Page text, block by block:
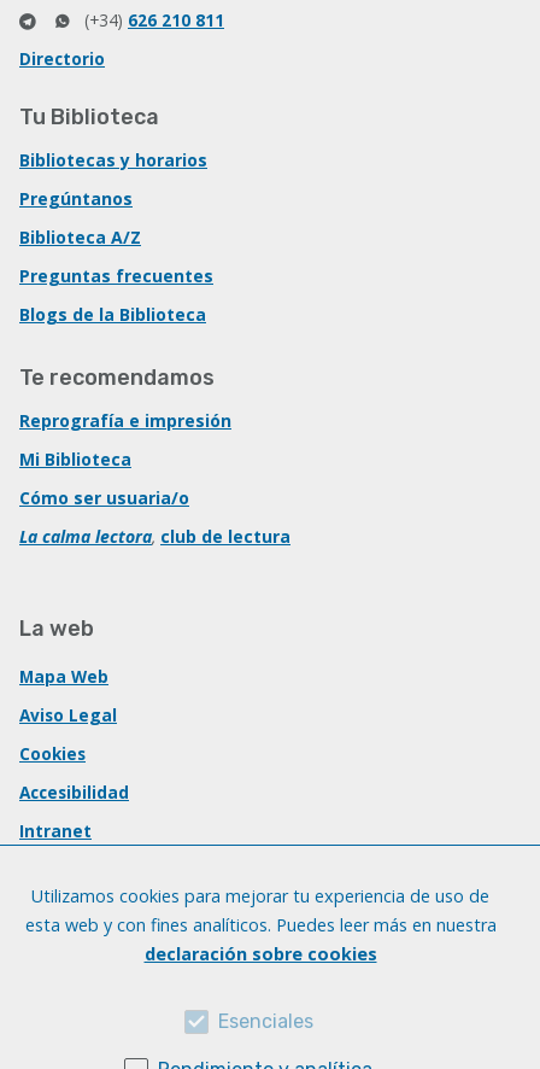
(+34) 626 210 811
Directorio
Tu Biblioteca
Bibliotecas y horarios
Pregúntanos
Biblioteca A/Z
Preguntas frecuentes
Blogs de la Biblioteca
Te recomendamos
Reprografía e impresión
Mi Biblioteca
Cómo ser usuaria/o
La calma lectora, club de lectura
La web
Mapa Web
Aviso Legal
Cookies
Accesibilidad
Intranet
Utilizamos cookies para mejorar tu experiencia de uso de
esta web y con fines analíticos. Puedes leer más en nuestra
declaración sobre cookies
Esenciales